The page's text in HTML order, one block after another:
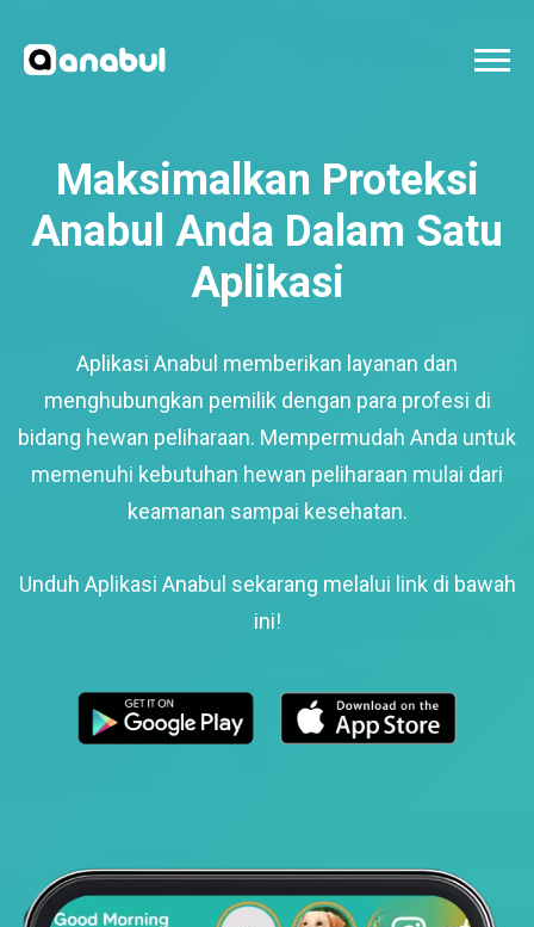
Maksimalkan Proteksi
Anabul Anda Dalam Satu
Aplikasi
Aplikasi Anabul memberikan layanan dan
menghubungkan pemilik dengan para profesi di
bidang hewan peliharaan. Mempermudah Anda untuk
memenuhi kebutuhan hewan peliharaan mulai dari
keamanan sampai kesehatan.
Unduh Aplikasi Anabul sekarang melalui link di bawah
ini!